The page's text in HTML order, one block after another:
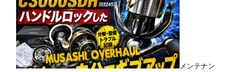
メンテナン